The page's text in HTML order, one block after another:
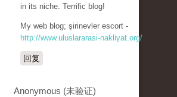
in its niche. Terrific blog!
My web blog; şirinevler escort -
http://www.uluslararasi-nakliyat.org/
回复
Anonymous (未验证)